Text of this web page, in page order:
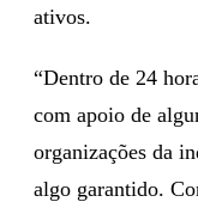
ativos.
“Dentro de 24
com apoio de
organizações da
algo garantido.